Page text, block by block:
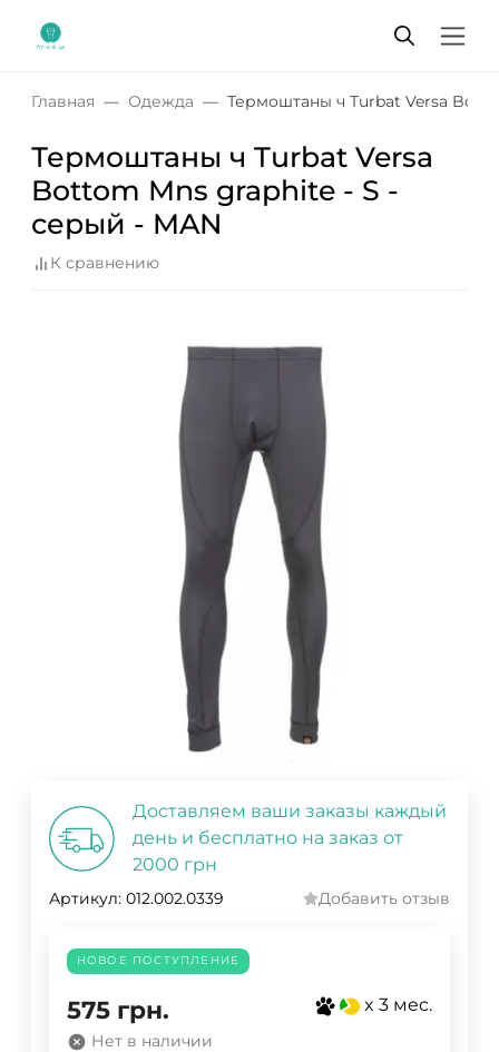
Главная Одежда Термоштаны ч Turbat Versa
Термоштаны ч Turbat Versa
Bottom Mns graphite - S -
серый - MAN
К сравнению
Доставляем ваши заказы каждый
день и бесплатно на заказ от
2000 грн
Артикул: 012.002.0339 Добавить отзыв
НОВОЕ ПОСТУПЛЕНИЕ
575 грн. x 3 мес.
Нет в наличии